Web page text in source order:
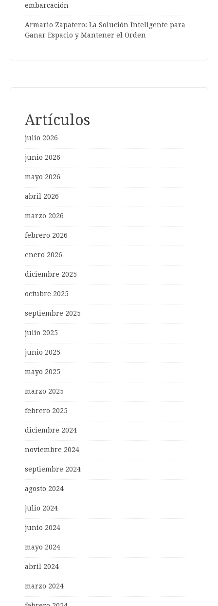
embarcación
Armario Zapatero: La Solución Inteligente para
Ganar Espacio y Mantener el Orden
Artículos
julio 2026
junio 2026
mayo 2026
abril 2026
marzo 2026
febrero 2026
enero 2026
diciembre 2025
octubre 2025
septiembre 2025
julio 2025
junio 2025
mayo 2025
marzo 2025
febrero 2025
diciembre 2024
noviembre 2024
septiembre 2024
agosto 2024
julio 2024
junio 2024
mayo 2024
abril 2024
marzo 2024